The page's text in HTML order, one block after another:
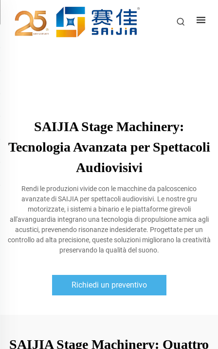
SAIJIA Stage Machinery:
Tecnologia Avanzata per Spettacoli
Audiovisivi
Rendi le produzioni vivide con le macchine da palcoscenico
avanzate di SAIJIA per spettacoli audiovisivi. Le nostre gru
motorizzate, i sistemi a binario e le piattaforme girevoli
all'avanguardia integrano una tecnologia di propulsione amica agli
acustici, prevenendo risonanze indesiderate. Progettate per un
controllo ad alta precisione, queste soluzioni migliorano la creatività
preservando la qualità del suono.
Richiedi un preventivo
SAIJIA Stage Machinery: Quattro